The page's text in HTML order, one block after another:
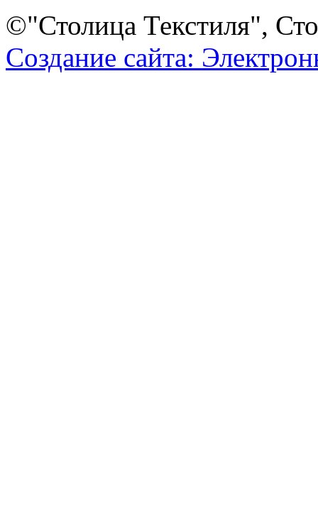
©"Столица Текстиля",
Создание сайта: